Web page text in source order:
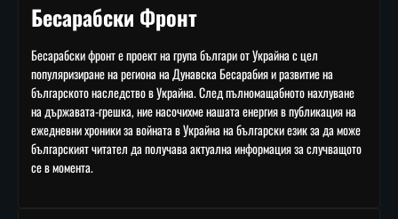
Бесарабски Фронт
Бесарабски фронт е проект на група българи от Украйна с цел
популяризиране на региона на Дунавска Бесарабия и развитие на
българското наследство в Украйна. След пълномащабното нахлуване
на държавата-грешка, ние насочихме нашата енергия в публикация на
ежедневни хроники за войната в Украйна на български език за да може
българският читател да получава актуална информация за случващото
се в момента.